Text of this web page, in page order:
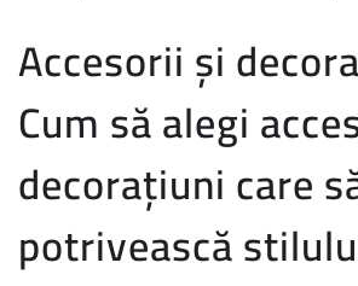
Accesorii și
Cum să alegi
decorațiuni care
potrivească